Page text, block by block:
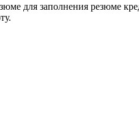
для заполнения резюме